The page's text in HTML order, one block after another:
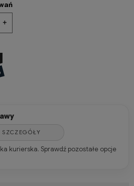
+
SZCZEGÓŁY
kurierska. Sprawdź pozostałe opcje